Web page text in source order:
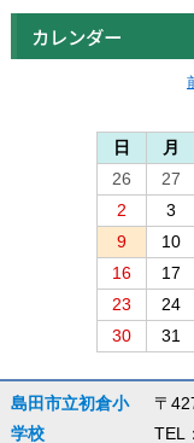
カレンダー
日 月
26
27
2
3
9
10
16
17
23
24
30
31
島田市立初倉小
学校
〒
TEL